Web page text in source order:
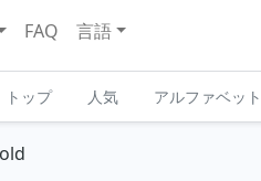
FAQ 言語
トップ 人気 アルファベット